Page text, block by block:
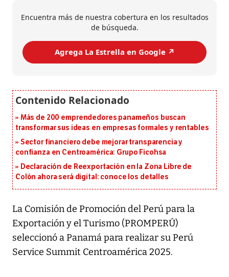
Encuentra más de nuestra cobertura en los resultados
de búsqueda.
Agrega La Estrella en Google ↗️
Más de 200 emprendedores panameños buscan
transformar sus ideas en empresas formales y rentables
Sector financiero debe mejorar transparencia y
confianza en Centroamérica: Grupo Ficohsa
Declaración de Reexportación en la Zona Libre de
Colón ahora será digital: conoce los detalles
La Comisión de Promoción del Perú para la
Exportación y el Turismo (PROMPERÚ)
seleccionó a Panamá para realizar su Perú
Service Summit Centroamérica 2025.